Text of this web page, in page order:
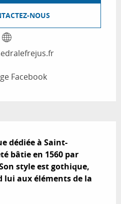
NOUS
Facebook
dédiée à Saint-
bâtie en 1560 par
style est gothique,
lui aux éléments de la